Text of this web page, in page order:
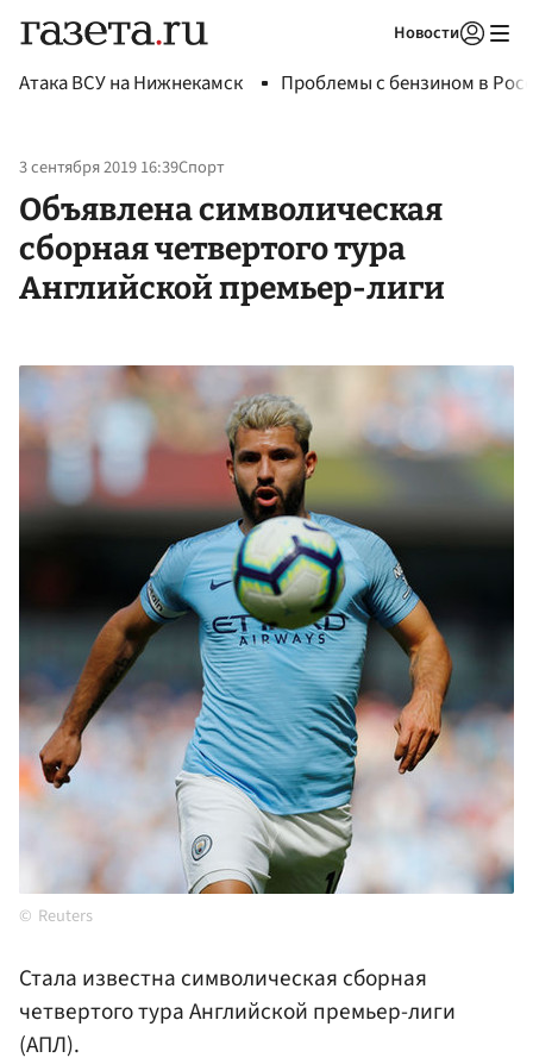
Новости
Атака ВСУ на Нижнекамск Проблемы с бензином в
3 сентября 2019 16:39Спорт
Объявлена символическая
сборная четвертого тура
Английской премьер-лиги
Reuters
Стала известна символическая сборная
четвертого тура Английской премьер-лиги
(АПЛ).